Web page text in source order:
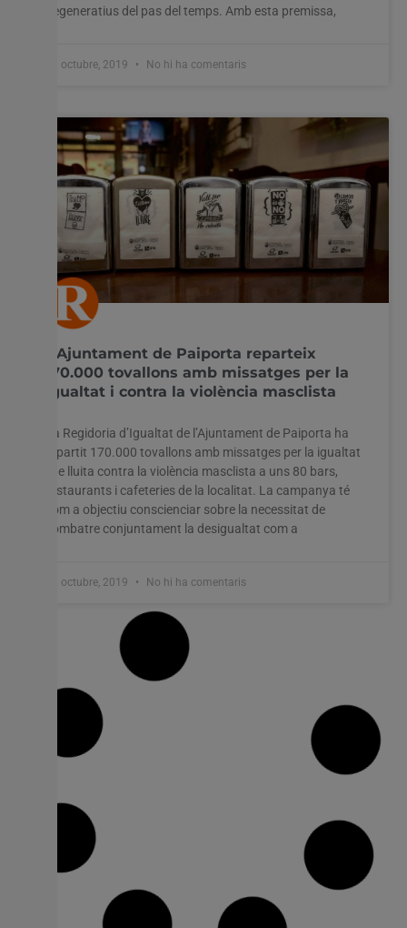
degeneratius del pas del temps. Amb esta premissa,
22 octubre, 2019 No hi ha comentaris
L’Ajuntament de Paiporta reparteix
170.000 tovallons amb missatges per la
igualtat i contra la violència masclista
La Regidoria d’Igualtat de l’Ajuntament de Paiporta ha
repartit 170.000 tovallons amb missatges per la igualtat
i de lluita contra la violència masclista a uns 80 bars,
restaurants i cafeteries de la localitat. La campanya té
com a objectiu conscienciar sobre la necessitat de
combatre conjuntament la desigualtat com a
22 octubre, 2019 No hi ha comentaris
El CEGA d’Almussafes destaca en els
campionats de gimnàstica rítmica
celebrats dissabte passat en la localitat